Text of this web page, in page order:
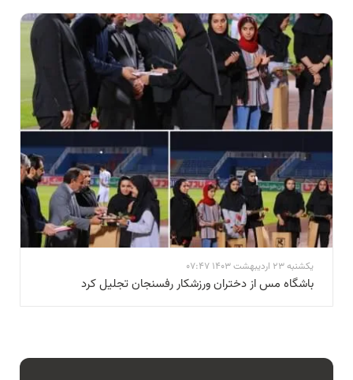
یکشنبه 23 اردیبهشت 1403 07:47
باشگاه مس از دختران ورزشکار رفسنجان تجلیل کرد